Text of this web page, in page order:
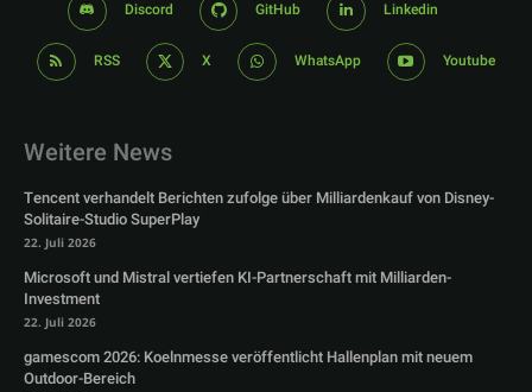
Discord GitHub Linkedin
RSS X WhatsApp Youtube
Weitere News
Tencent verhandelt Berichten zufolge über Milliardenkauf von Disney-
Solitaire-Studio SuperPlay
22. Juli 2026
Microsoft und Mistral vertiefen KI-Partnerschaft mit Milliarden-
Investment
22. Juli 2026
gamescom 2026: Koelnmesse veröffentlicht Hallenplan mit neuem
Outdoor-Bereich